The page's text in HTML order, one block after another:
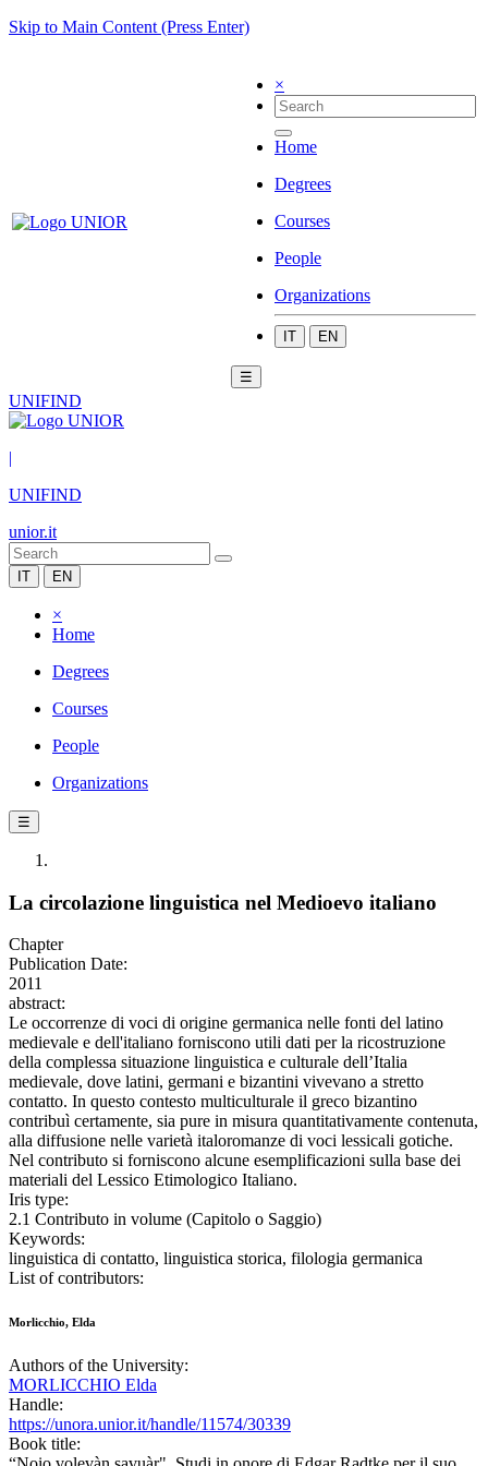
Skip to Main Content (Press Enter)
×
Home
Degrees
Courses
People
Organizations
IT EN
☰
UNIFIND
|
UNIFIND
unior.it
IT EN
×
Home
Degrees
Courses
People
Organizations
☰
La circolazione linguistica nel Medioevo italiano
Chapter
Publication Date:
2011
abstract:
Le occorrenze di voci di origine germanica nelle fonti del latino
medievale e dell'italiano forniscono utili dati per la ricostruzione
della complessa situazione linguistica e culturale dell’Italia
medievale, dove latini, germani e bizantini vivevano a stretto
contatto. In questo contesto multiculturale il greco bizantino
contribuì certamente, sia pure in misura quantitativamente contenuta,
alla diffusione nelle varietà italoromanze di voci lessicali gotiche.
Nel contributo si forniscono alcune esemplificazioni sulla base dei
materiali del Lessico Etimologico Italiano.
Iris type:
2.1 Contributo in volume (Capitolo o Saggio)
Keywords:
linguistica di contatto, linguistica storica, filologia germanica
List of contributors:
Morlicchio, Elda
Authors of the University:
MORLICCHIO Elda
Handle:
https://unora.unior.it/handle/11574/30339
Book title: